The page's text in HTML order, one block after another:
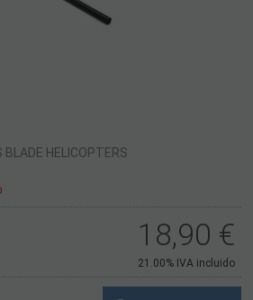
BLADE HELICOPTERS
18,90 €
21.00% IVA incluido